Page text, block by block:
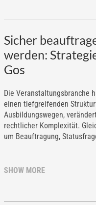
Sicher
werden:
Gos
Die Veranstaltungsbranche
einen tiefgreifenden
Ausbildungswegen,
rechtlicher Komplexität.
um Beauftragung,
SHOW MORE